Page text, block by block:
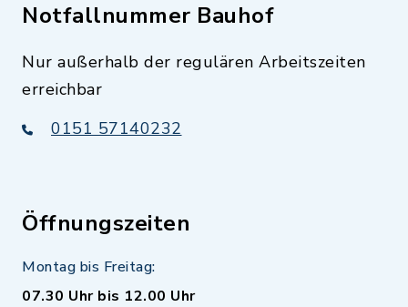
Notfallnummer Bauhof
Nur außerhalb der regulären Arbeitszeiten
erreichbar
0151 57140232
Öffnungszeiten
Montag bis Freitag:
07.30 Uhr bis 12.00 Uhr